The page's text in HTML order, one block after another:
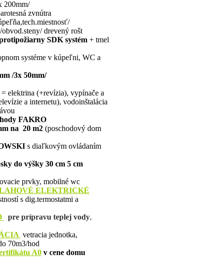
200mm/
zvnútra
drevený rošt
SDK systém + tmel
systéme v kúpeľni, WC a
/3x 50mm/
elektrina (+revízia), vypínače a
a internetu), vodoinštalácia
FAKRO
na 20 m2 (poschodový dom
s diaľkovým ovládaním
do výšky 30 cm 5 cm
prvky, mobilné wc
ELEKTRICKÉ
s dig.termostatmi a
pre prípravu teplej vody,
vetracia jednotka,
70m3/hod
A0 v cene domu